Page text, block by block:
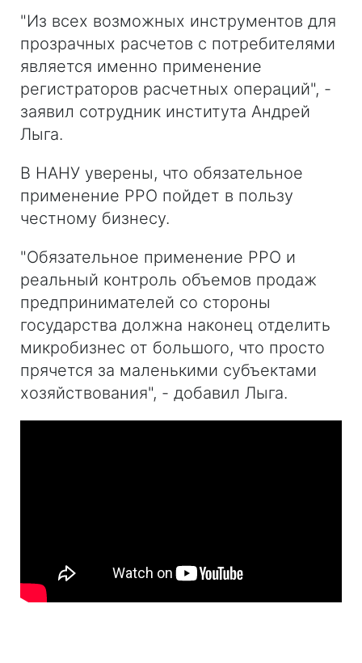
"Из всех возможных инструментов для
прозрачных расчетов с потребителями
является именно применение
регистраторов расчетных операций", -
заявил сотрудник института Андрей
Лыга.
В НАНУ уверены, что обязательное
применение РРО пойдет в пользу
честному бизнесу.
"Обязательное применение РРО и
реальный контроль объемов продаж
предпринимателей со стороны
государства должна наконец отделить
микробизнес от большого, что просто
прячется за маленькими субъектами
хозяйствования", - добавил Лыга.